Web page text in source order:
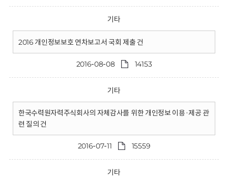
기타
2016 개인정보보호 연차보고서 국회 제출 건
2016-08-08 14153
기타
한국수력원자력주식회사의 자체감사를 위한 개인정보 이용·제공 관
련 질의 건
2016-07-11 15559
기타